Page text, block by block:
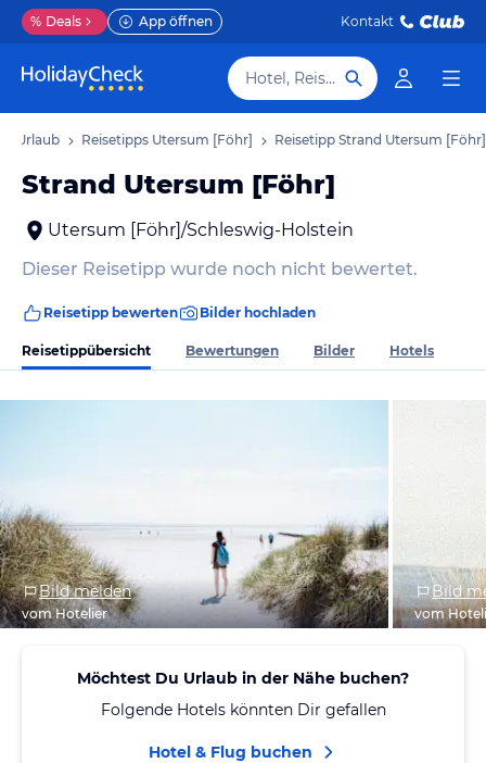
% Deals App öffnen Kontakt
Hotel, Reiseziel
Urlaub Reisetipps Utersum [Föhr] Reisetipp Strand Utersum [Föhr]
Strand Utersum [Föhr]
Utersum [Föhr]/Schleswig-Holstein
Dieser Reisetipp wurde noch nicht bewertet.
Reisetipp bewerten Bilder hochladen
Reisetippübersicht Bewertungen Bilder Hotels
Bild melden
vom Hotelier
Bild
vom
Möchtest Du Urlaub in der Nähe buchen?
Folgende Hotels könnten Dir gefallen
Hotel & Flug buchen